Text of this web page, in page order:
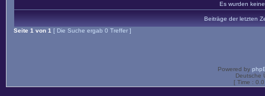
Es wurden
Beiträge der letzten
Seite 1 von 1 [ Die Suche ergab 0 Treffer ]
Powered by
Deutsche
[ Time :